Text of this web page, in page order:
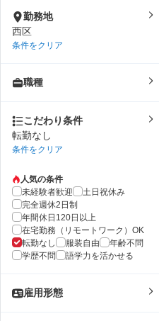
勤務地
西区
条件をクリア
職種
こだわり条件
転勤なし
条件をクリア
人気の条件
未経験者歓迎
土日祝休み
完全週休2日制
年間休日120日以上
在宅勤務（リモートワーク）OK
転勤なし
服装自由
年齢不問
学歴不問
語学力を活かせる
雇用形態